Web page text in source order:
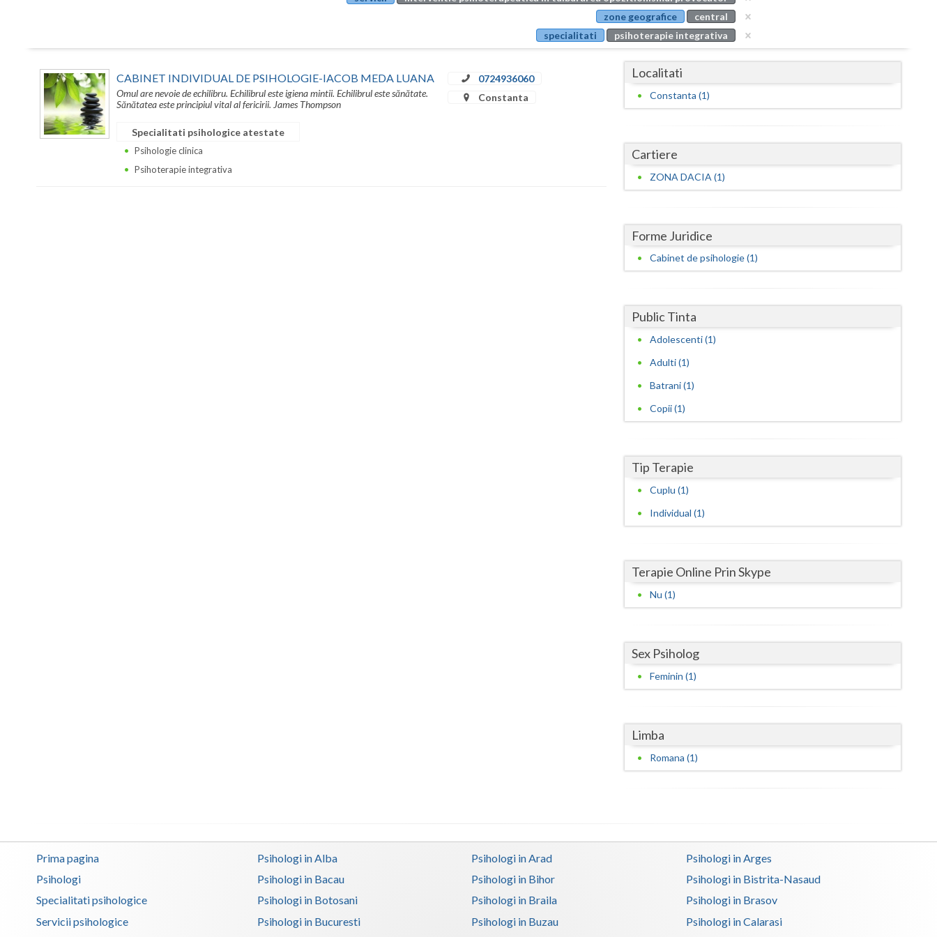
Buzau
Calarasi
Caras-Severin
Giurgiu
Maramures
Mehedinti
Olt
Vaslui
Vrancea
zone geografice
central
specialitati
psihoterapie integrativa
CABINET INDIVIDUAL DE PSIHOLOGIE-IACOB MEDA LUANA
Omul are nevoie de echilibru. Echilibrul este igiena mintii. Echilibrul este sănătate.
Sănătatea este principiul vital al fericirii. James Thompson
0724936060
Constanta
Specialitati psihologice atestate
Psihologie clinica
Psihoterapie integrativa
Localitati
Constanta (1)
Cartiere
ZONA DACIA (1)
Forme Juridice
Cabinet de psihologie (1)
Public Tinta
Adolescenti (1)
Adulti (1)
Batrani (1)
Copii (1)
Tip Terapie
Cuplu (1)
Individual (1)
Terapie Online Prin Skype
Nu (1)
Sex Psiholog
Feminin (1)
Limba
Romana (1)
Prima pagina
Psihologi
Specialitati psihologice
Servicii psihologice
Psihologi in Alba Psihologi in Arad
Psihologi in Arges
Psihologi in Bacau
Psihologi in Bihor
Psihologi in Bistrita-Nasaud
Psihologi in Botosani
Psihologi in Braila
Psihologi in Brasov
Psihologi in Bucuresti
Psihologi in Buzau
Psihologi in Calarasi